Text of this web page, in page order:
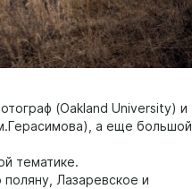
(Oakland University) и
а еще большой
тематике.
Лазаревское и